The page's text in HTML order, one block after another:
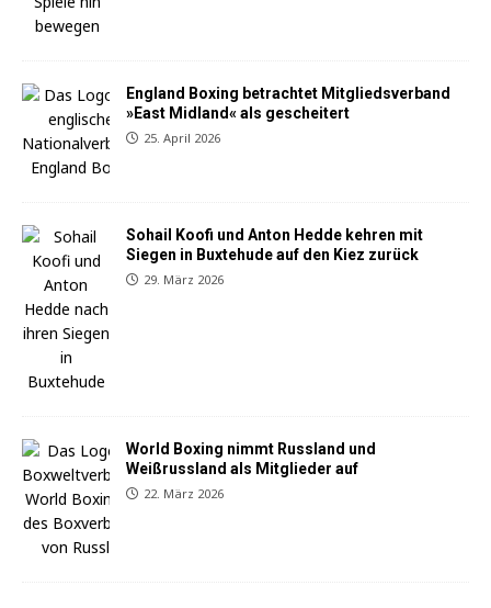
England Boxing betrachtet Mitgliedsverband
»East Midland« als gescheitert
25. April 2026
Sohail Koofi und Anton Hedde kehren mit
Siegen in Buxtehude auf den Kiez zurück
29. März 2026
World Boxing nimmt Russland und
Weißrussland als Mitglieder auf
22. März 2026